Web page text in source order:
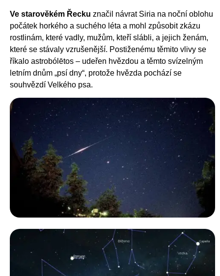
Ve starověkém Řecku značil návrat Siria na noční oblohu
počátek horkého a suchého léta a mohl způsobit zkázu
rostlinám, které vadly, mužům, kteří slábli, a jejich ženám,
které se stávaly vzrušenější. Postiženému těmito vlivy se
říkalo astrobólētos – udeřen hvězdou a těmto svízelným
letním dnům „psí dny“, protože hvězda pochází se
souhvězdí Velkého psa.